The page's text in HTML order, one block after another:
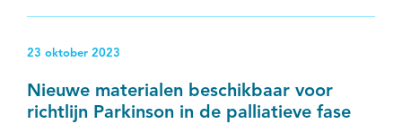
23 oktober 2023
Nieuwe materialen beschikbaar voor
richtlijn Parkinson in de palliatieve fase